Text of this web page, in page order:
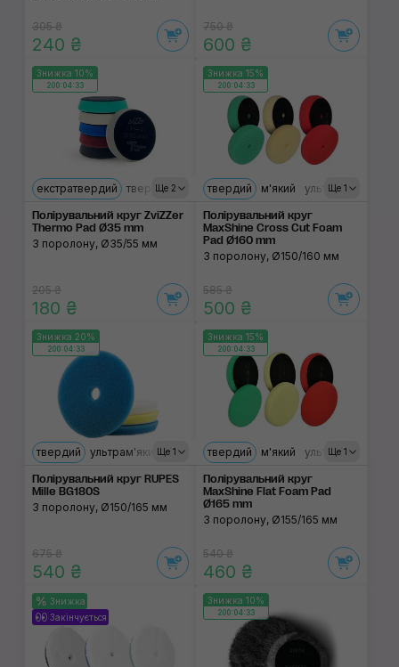
305 ₴
240 ₴
750 ₴
600 ₴
Знижка 10%
200:04:33
Ще 2
екстратвердий твердий ультрам'який середній
Полірувальний круг ZviZZer
Thermo Pad Ø35 mm
З поролону, Ø35/55 мм
205 ₴
180 ₴
Знижка 15%
200:04:33
Ще 1
твердий м'який ультрам'який
Полірувальний круг
MaxShine Cross Cut Foam
Pad Ø160 mm
З поролону, Ø150/160 мм
585 ₴
500 ₴
Знижка 20%
200:04:33
Ще 1
твердий ультрам'який м'який
Полірувальний круг RUPES
Mille BG180S
З поролону, Ø150/165 мм
675 ₴
540 ₴
Знижка 15%
200:04:33
Ще 1
твердий м'який ультрам'який
Полірувальний круг
MaxShine Flat Foam Pad
Ø165 mm
З поролону, Ø155/165 мм
540 ₴
460 ₴
Знижка
Закінчується
Знижка 10%
200:04:33